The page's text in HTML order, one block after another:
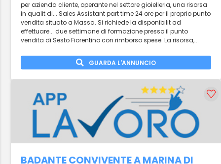
per azienda cliente, operante nel settore gioielleria, una risorsa
in qualit di... Sales Assistant part time 24 ore per il proprio punto
vendita situato a Massa. Si richiede la disponibilit ad
effettuare... due settimane di formazione presso il punto
vendita di Sesto Fiorentino con rimborso spese. La risorsa,...
GUARDA L'ANNUNCIO
BADANTE CONVIVENTE A MARINA DI